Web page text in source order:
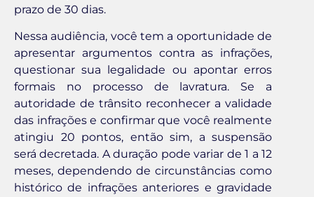
prazo de 30 dias.
Nessa audiência, você tem a oportunidade de
apresentar argumentos contra as infrações,
questionar sua legalidade ou apontar erros
formais no processo de lavratura. Se a
autoridade de trânsito reconhecer a validade
das infrações e confirmar que você realmente
atingiu 20 pontos, então sim, a suspensão
será decretada. A duração pode variar de 1 a 12
meses, dependendo de circunstâncias como
histórico de infrações anteriores e gravidade